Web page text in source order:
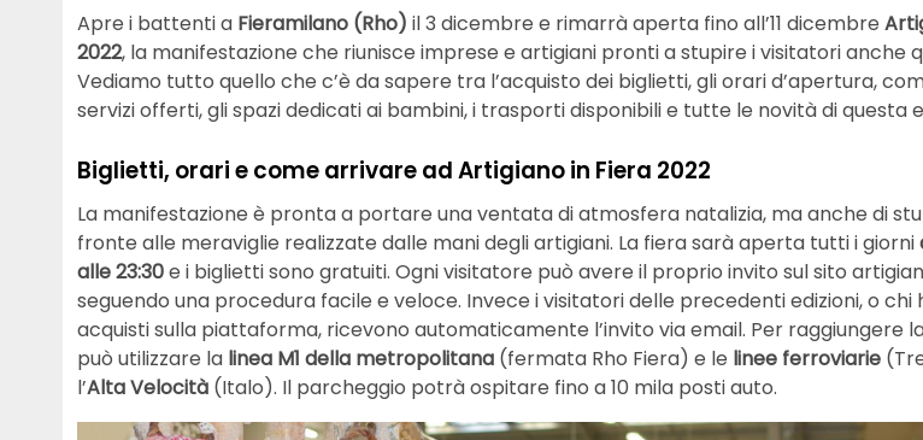
Apre i battenti a Fieramilano (Rho) il 3 dicembre e rimarrà aperta fino all’11 dicembre
2022, la manifestazione che riunisce imprese e artigiani pronti a stupire i visitatori anche
Vediamo tutto quello che c’è da sapere tra l’acquisto dei biglietti, gli orari d’apertura,
servizi offerti, gli spazi dedicati ai bambini, i trasporti disponibili e tutte le novità di questa
Biglietti, orari e come arrivare ad Artigiano in Fiera 2022
La manifestazione è pronta a portare una ventata di atmosfera natalizia, ma anche di
fronte alle meraviglie realizzate dalle mani degli artigiani. La fiera sarà aperta tutti i giorni
alle 23:30e i biglietti sono gratuiti. Ogni visitatore può avere il proprio invito sul sito
seguendo una procedura facile e veloce. Invece i visitatori delle precedenti edizioni, o chi
acquisti sulla piattaforma, ricevono automaticamente l’invito via email. Per raggiungere
può utilizzare la linea M1 della metropolitana (fermata Rho Fiera) e le linee ferroviarie
l’Alta Velocità (Italo). Il parcheggio potrà ospitare fino a 10 mila posti auto.